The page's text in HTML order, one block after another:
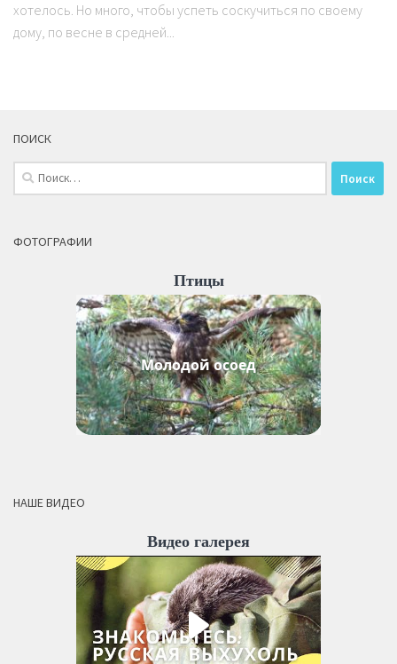
хотелось. Но много, чтобы успеть соскучиться по своему
дому, по весне в средней...
ПОИСК
Найти:
ФОТОГРАФИИ
Птицы
Молодой осоед
НАШЕ ВИДЕО
Видео галерея